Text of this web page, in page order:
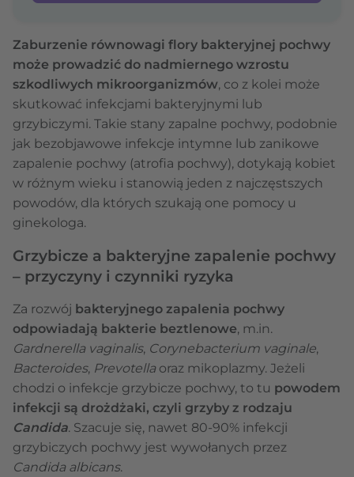
Zaburzenie równowagi flory bakteryjnej pochwy
może prowadzić do nadmiernego wzrostu
szkodliwych mikroorganizmów, co z kolei może
skutkować infekcjami bakteryjnymi lub
grzybiczymi. Takie stany zapalne pochwy, podobnie
jak bezobjawowe infekcje intymne lub zanikowe
zapalenie pochwy (atrofia pochwy), dotykają kobiet
w różnym wieku i stanowią jeden z najczęstszych
powodów, dla których szukają one pomocy u
ginekologa.
Grzybicze a bakteryjne zapalenie pochwy
– przyczyny i czynniki ryzyka
Za rozwój bakteryjnego zapalenia pochwy
odpowiadają bakterie beztlenowe, m.in.
Gardnerella vaginalis, Corynebacterium vaginale,
Bacteroides, Prevotellaoraz mikoplazmy. Jeżeli
chodzi o infekcje grzybicze pochwy, to tu powodem
infekcji są drożdżaki, czyli grzyby z rodzaju
Candida. Szacuje się, nawet 80-90% infekcji
grzybiczych pochwy jest wywołanych przez
Candida albicans.